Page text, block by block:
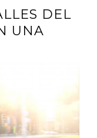
DEL
UNA